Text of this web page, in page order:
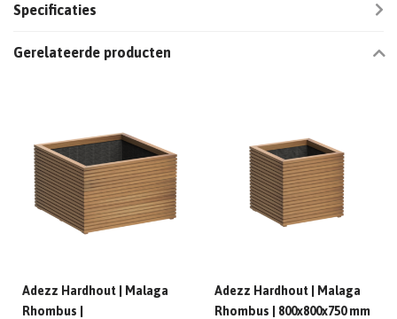
Specificaties
Gerelateerde producten
Adezz Hardhout | Malaga
Rhombus |
Adezz Hardhout | Malaga
Rhombus | 800x800x750 mm